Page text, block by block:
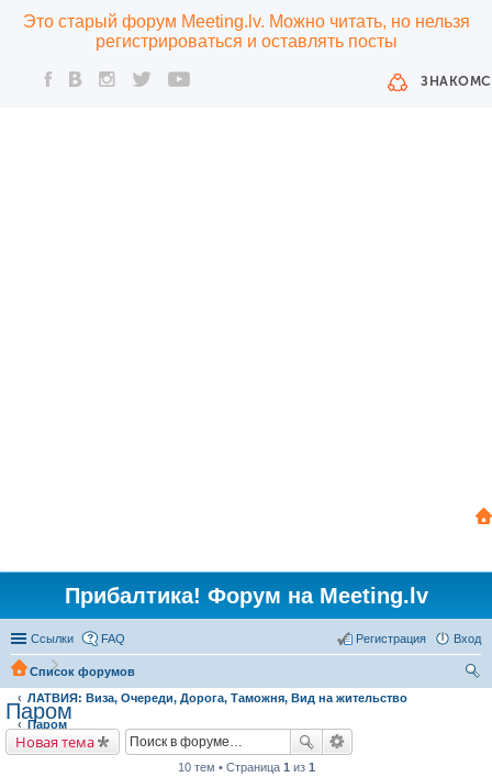
Это старый форум Meeting.lv. Можно читать, но нельзя
регистрироваться и оставлять посты
Прибалтика! Форум на Meeting.lv
Ссылки FAQ Вход
Регистрация
Список форумов
ЛАТВИЯ: Виза, Очереди, Дорога, Таможня, Вид на жительство
Паром
Паром
Новая тема
10 тем • Страница 1 из 1